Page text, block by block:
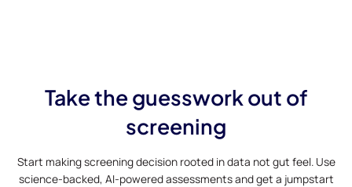
Take the guesswork out of
screening
Start making screening decision rooted in data not gut feel. Use
science-backed, AI-powered assessments and get a jumpstart